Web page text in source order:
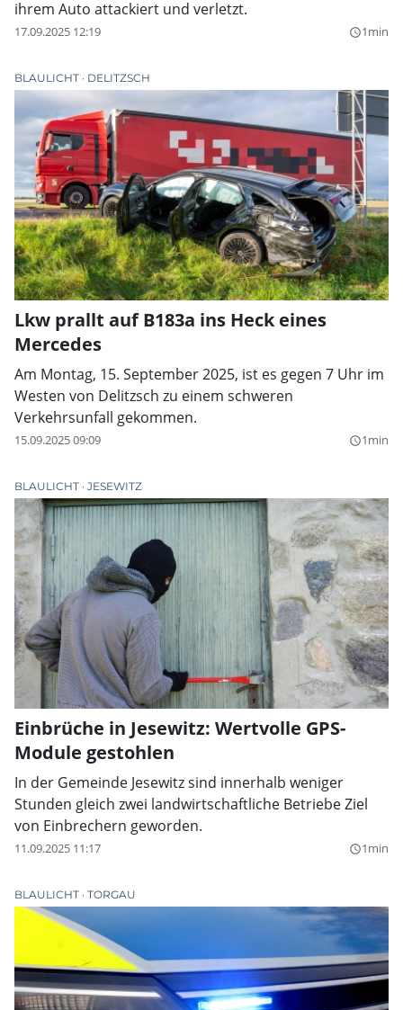
ihrem Auto attackiert und verletzt.
17.09.2025 12:19 query_builder1min
BLAULICHT DELITZSCH
Lkw prallt auf B183a ins Heck eines
Mercedes
Am Montag, 15. September 2025, ist es gegen 7 Uhr im
Westen von Delitzsch zu einem schweren
Verkehrsunfall gekommen.
15.09.2025 09:09 query_builder1min
BLAULICHT JESEWITZ
Einbrüche in Jesewitz: Wertvolle GPS-
Module gestohlen
In der Gemeinde Jesewitz sind innerhalb weniger
Stunden gleich zwei landwirtschaftliche Betriebe Ziel
von Einbrechern geworden.
11.09.2025 11:17 query_builder1min
BLAULICHT TORGAU